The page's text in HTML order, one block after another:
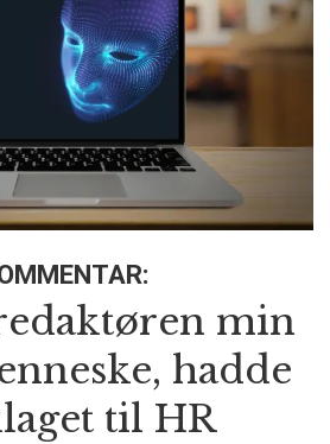
min
hadde
til HR